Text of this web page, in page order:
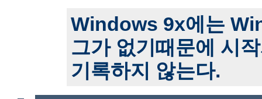
Windows 9x에는
그가 없기때문에 시
기록하지 않는다.